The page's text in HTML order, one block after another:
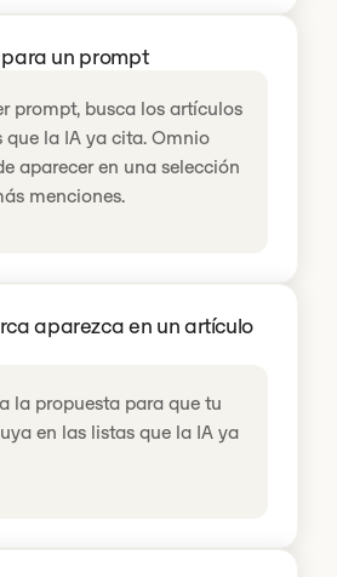
un prompt
prompt, busca los artículos
que la IA ya cita. Omnio
aparecer en una selección
menciones.
aparezca en un artículo
la propuesta para que tu
en las listas que la IA ya